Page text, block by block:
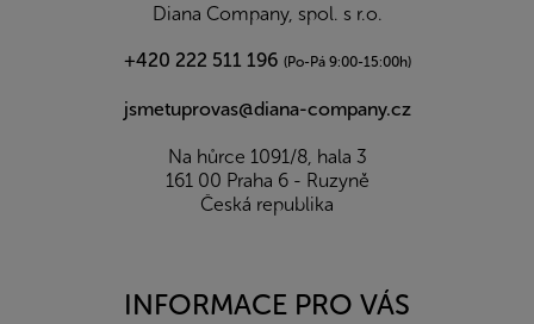
Diana Company, spol. s r.o.
+420 222 511 196 (Po-Pá 9:00-15:00h)
jsmetuprovas@diana-company.cz
Na hůrce 1091/8, hala 3
161 00 Praha 6 - Ruzyně
Česká republika
INFORMACE PRO VÁS